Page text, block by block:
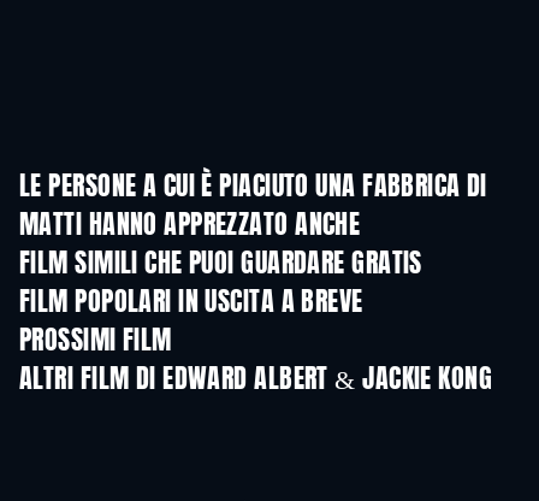
LE PERSONE A CUI È PIACIUTO UNA FABBRICA DI
MATTI HANNO APPREZZATO ANCHE
FILM SIMILI CHE PUOI GUARDARE GRATIS
FILM POPOLARI IN USCITA A BREVE
PROSSIMI FILM
ALTRI FILM DI EDWARD ALBERT & JACKIE KONG